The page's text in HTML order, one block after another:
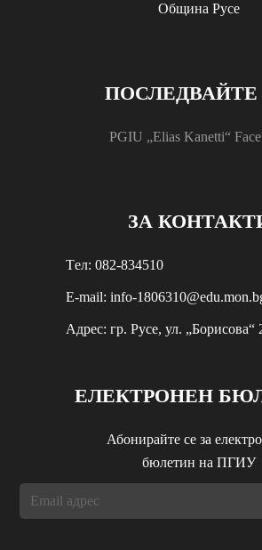
Община Русе
PGIU „Elias Kanetti“
ЗА
Tел: 082-834510
E-mail: info-
Aдрес: гр. Русе, ул. „Борисова“
ЕЛЕКТРОНЕН
Абонирайте се за
бюлетин на ПГИУ